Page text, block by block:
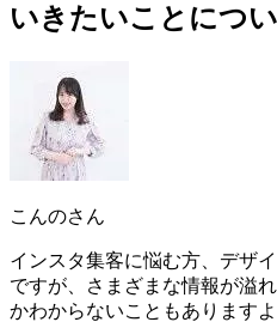
いきたいことにつ
こんのさん
インスタ集客に悩む方、デザ
ですが、さまざまな情報が溢
かわからないこともありますよ